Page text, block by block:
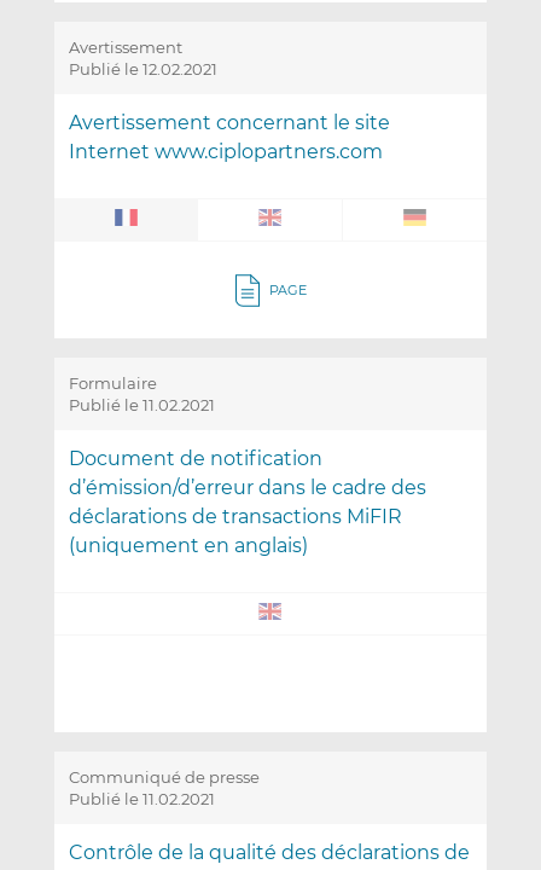
Avertissement
Publié le 12.02.2021
Avertissement concernant le site
Internet www.ciplopartners.com
PAGE
Formulaire
Publié le 11.02.2021
Document de notification
d’émission/d’erreur dans le cadre des
déclarations de transactions MiFIR
(uniquement en anglais)
Communiqué de presse
Publié le 11.02.2021
Contrôle de la qualité des déclarations de